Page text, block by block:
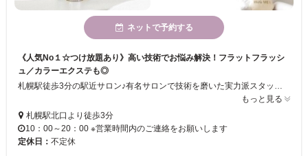
ネットで予約する
《人気No１☆つけ放題あり》高い技術でお悩み解決！フラットフラッシ
ュ／カラーエクステも◎
もっと見る
札幌駅北口より徒歩3分
10：00～20：00 ※営業時間内のご連絡をお願いします
定休日： 不定休